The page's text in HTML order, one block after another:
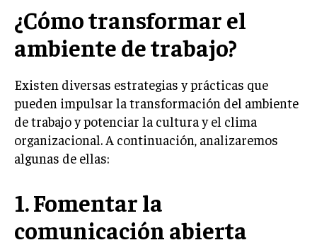
ECONOMÍA EMPRESARIAL
NEGOCIOS INTERNACIONALES
COMERCIO INTERNACIONAL
EXPANSIÓN GLOBAL
IMPORTACIÓN Y EXPORTACIÓN
TECNOLOGIA
SOSTENIBILIDAD Y MEDIO AMBIENTE
¿Cómo transformar el
ambiente de trabajo?
Existen diversas estrategias y prácticas que
pueden impulsar la transformación del ambiente
de trabajo y potenciar la cultura y el clima
organizacional. A continuación, analizaremos
algunas de ellas:
1. Fomentar la
comunicación abierta